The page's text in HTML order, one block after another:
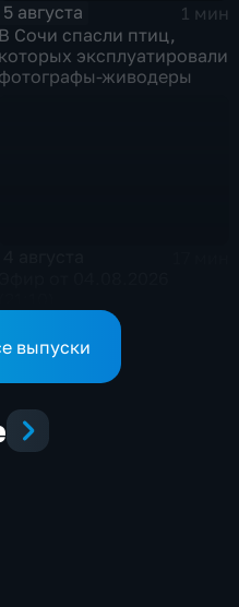
5 августа
1 мин
В Сочи спасли птиц,
которых эксплуатировали
фотографы-живодеры
выпуски